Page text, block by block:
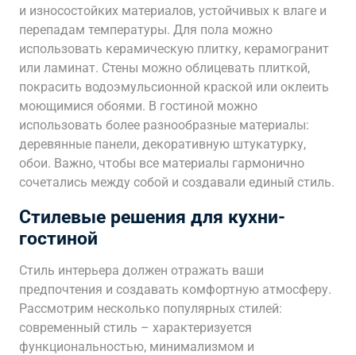
и износостойких материалов, устойчивых к влаге и
перепадам температуры. Для пола можно
использовать керамическую плитку, керамогранит
или ламинат. Стены можно облицевать плиткой,
покрасить водоэмульсионной краской или оклеить
моющимися обоями. В гостиной можно
использовать более разнообразные материалы:
деревянные панели, декоративную штукатурку,
обои. Важно, чтобы все материалы гармонично
сочетались между собой и создавали единый стиль.
Стилевые решения для кухни-
гостиной
Стиль интерьера должен отражать ваши
предпочтения и создавать комфортную атмосферу.
Рассмотрим несколько популярных стилей:
современный стиль – характеризуется
функциональностью, минимализмом и